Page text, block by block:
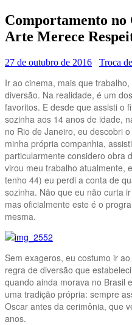
Comportamento no
Arte Merece
27 de outubro de 2016 Troca
Ir ao cinema, mais que
diversão. Na realidade, é um
favoritos. E desde que assisti o
sozinha aos 14 anos de idade,
no Rio de Janeiro, eu descobri
minha própria companhia,
particularmente considero obra
virou meu trabalho atualmente,
tenho 44) eu perdi a conta de
sozinha. Não que eu não curta
mas oficialmente este é o
mesma.
Sem exageros, eu costumo ir
regra de diversão que
quando ainda morava no Brasil
uma tradição própria: sempre
Oscar antes da cerimônia, que
anos.